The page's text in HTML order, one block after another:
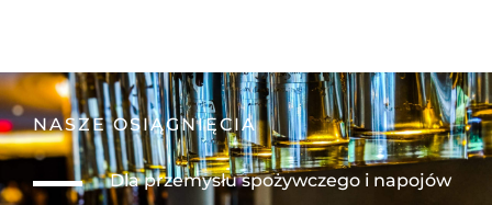
NASZE OSIĄGNIĘCIA
Dla przemysłu spożywczego i napojów